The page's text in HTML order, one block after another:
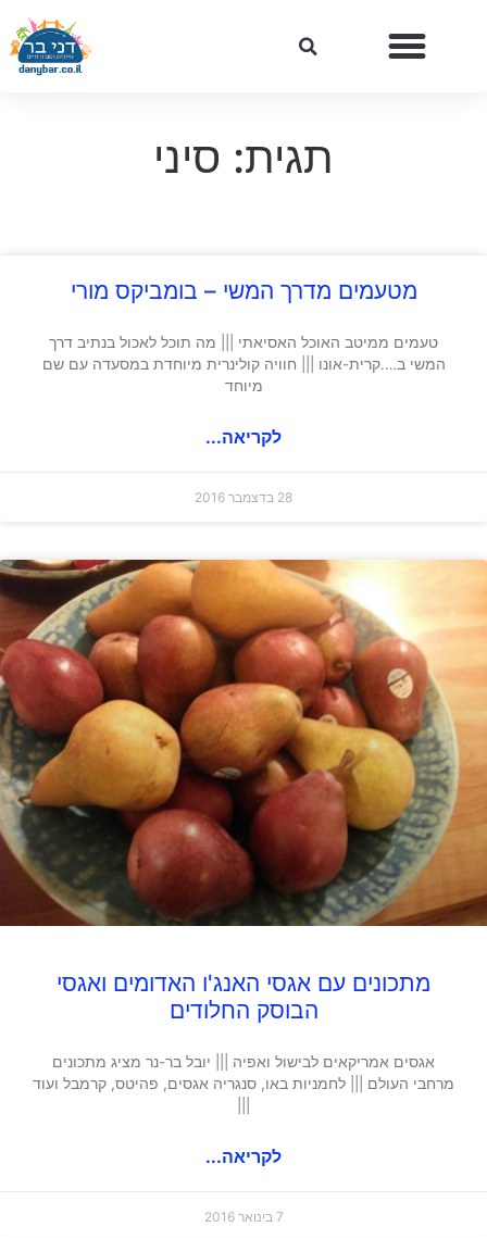
תגית: סיני
מטעמים מדרך המשי – בומביקס מורי
טעמים ממיטב האוכל האסיאתי ||| מה תוכל לאכול בנתיב דרך
המשי ב….קרית-אונו ||| חוויה קולינרית מיוחדת במסעדה עם שם
מיוחד
לקריאה...
28 בדצמבר 2016
מתכונים עם אגסי האנג'ו האדומים ואגסי
הבוסק החלודים
אגסים אמריקאים לבישול ואפיה ||| יובל בר-נר מציג מתכונים
מרחבי העולם ||| לחמניות באו, סנגריה אגסים, פהיטס, קרמבל ועוד
לקריאה...
7 בינואר 2016